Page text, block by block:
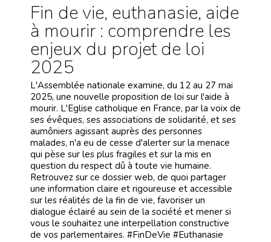
Fin de vie, euthanasie, aide
à mourir : comprendre les
enjeux du projet de loi
2025
L'Assemblée nationale examine, du 12 au 27 mai
2025, une nouvelle proposition de loi sur l'aide à
mourir. L'Eglise catholique en France, par la voix de
ses évêques, ses associations de solidarité, et ses
aumôniers agissant auprès des personnes
malades, n'a eu de cesse d'alerter sur la menace
qui pèse sur les plus fragiles et sur la mis en
question du respect dû à toute vie humaine.
Retrouvez sur ce dossier web, de quoi partager
une information claire et rigoureuse et accessible
sur les réalités de la fin de vie, favoriser un
dialogue éclairé au sein de la société et mener si
vous le souhaitez une interpellation constructive
de vos parlementaires. #FinDeVie #Euthanasie